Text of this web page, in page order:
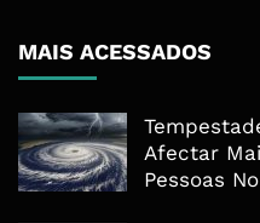
MAIS ACESSADOS
Afectar
Pessoas